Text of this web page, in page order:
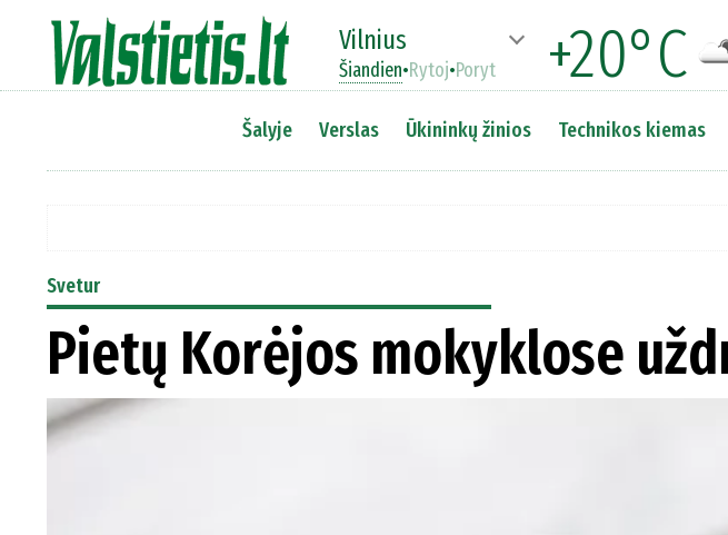
Vilnius +20°C
Šiandien•Rytoj•Poryt
Šalyje Verslas Ūkininkų žinios Technikos kiemas
Svetur
Pietų Korėjos mokyklose